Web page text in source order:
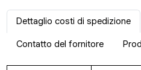
Dettaglio costi di spedizione
Contatto del fornitore